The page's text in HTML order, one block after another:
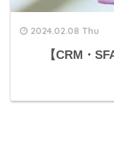
2024.02.08 Thu
【CRM・